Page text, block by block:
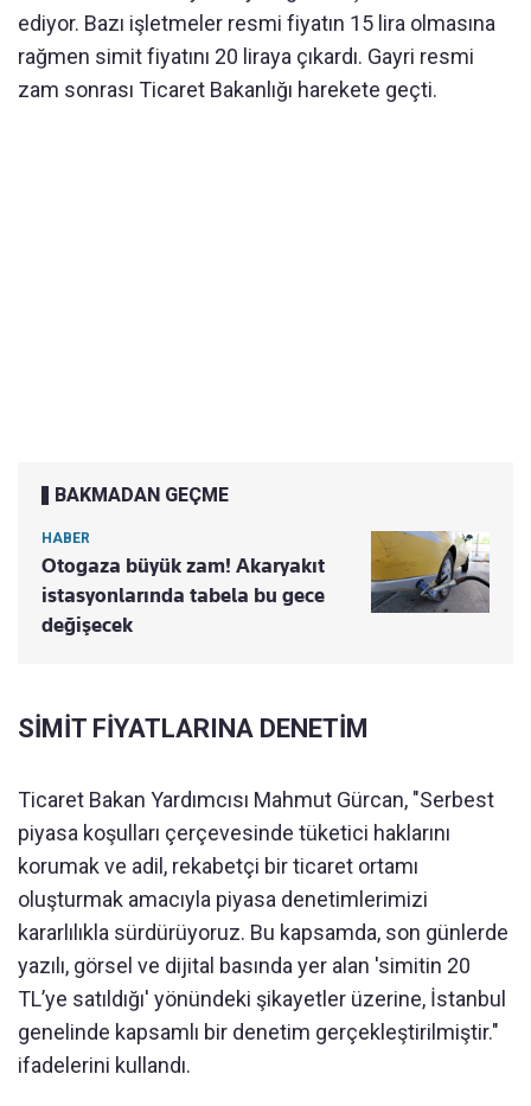
ediyor. Bazı işletmeler resmi fiyatın 15 lira olmasına
rağmen simit fiyatını 20 liraya çıkardı. Gayri resmi
zam sonrası Ticaret Bakanlığı harekete geçti.
BAKMADAN GEÇME
HABER
Otogaza büyük zam! Akaryakıt
istasyonlarında tabela bu gece
değişecek
SİMİT FİYATLARINA DENETİM
Ticaret Bakan Yardımcısı Mahmut Gürcan, "Serbest
piyasa koşulları çerçevesinde tüketici haklarını
korumak ve adil, rekabetçi bir ticaret ortamı
oluşturmak amacıyla piyasa denetimlerimizi
kararlılıkla sürdürüyoruz. Bu kapsamda, son günlerde
yazılı, görsel ve dijital basında yer alan 'simitin 20
TL’ye satıldığı' yönündeki şikayetler üzerine, İstanbul
genelinde kapsamlı bir denetim gerçekleştirilmiştir."
ifadelerini kullandı.